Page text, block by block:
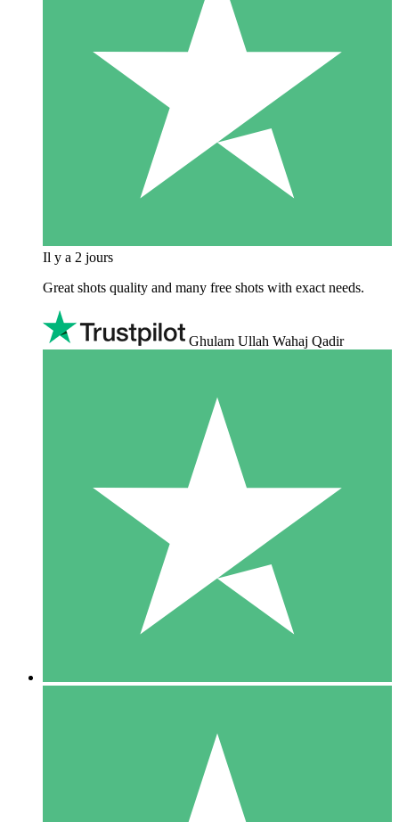
Il y a 2 jours
Great shots quality and many free shots with exact needs.
Ghulam Ullah Wahaj Qadir